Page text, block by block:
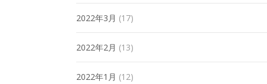
2022年3月 (17)
2022年2月 (13)
2022年1月 (12)